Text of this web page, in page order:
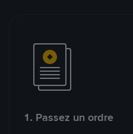
1. Passez un ordre